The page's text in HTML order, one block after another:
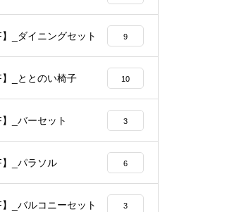
_ダイニングセット 9
_ととのい椅子 10
_バーセット 3
_パラソル 6
_バルコニーセット 3